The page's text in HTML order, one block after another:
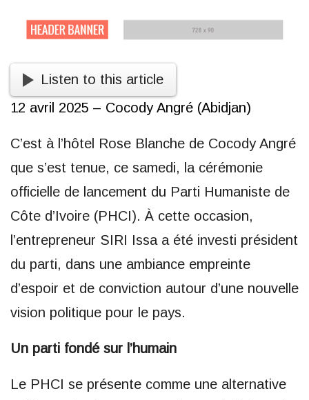
Listen to this article
12 avril 2025 – Cocody Angré (Abidjan)
C’est à l’hôtel Rose Blanche de Cocody Angré
que s’est tenue, ce samedi, la cérémonie
officielle de lancement du Parti Humaniste de
Côte d’Ivoire (PHCI). À cette occasion,
l’entrepreneur SIRI Issa a été investi président
du parti, dans une ambiance empreinte
d’espoir et de conviction autour d’une nouvelle
vision politique pour le pays.
Un parti fondé sur l’humain
Le PHCI se présente comme une alternative